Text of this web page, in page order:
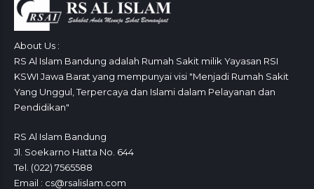
About Us :
RS Al Islam Bandung adalah Rumah Sakit milik Yayasan RSI
KSWI Jawa Barat yang mempunyai visi "Menjadi Rumah Sakit
Yang Unggul, Terpercaya dan Islami dalam Pelayanan dan
Pendidikan"
RS Al Islam Bandung
Jl. Soekarno Hatta No. 644
Tel. (022) 7565588
Email : cs@rsalislam.com